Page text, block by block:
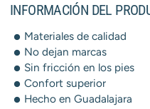
INFORMACIÓN DEL
Materiales de calidad
No dejan marcas
Sin fricción en los pies
Confort superior
Hecho en Guadalajara